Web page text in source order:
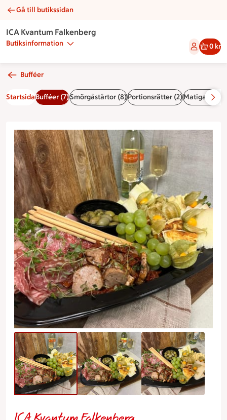
Medelhavsbuffé | Catering ICA Kvantum Falkenberg
Gå till butikssidan
ICA Kvantum Falkenberg
Butiksinformation 0 kr
Bufféer
StartsidaBufféer (7)Smörgåstårtor (8)Portionsrätter (2)Matiga